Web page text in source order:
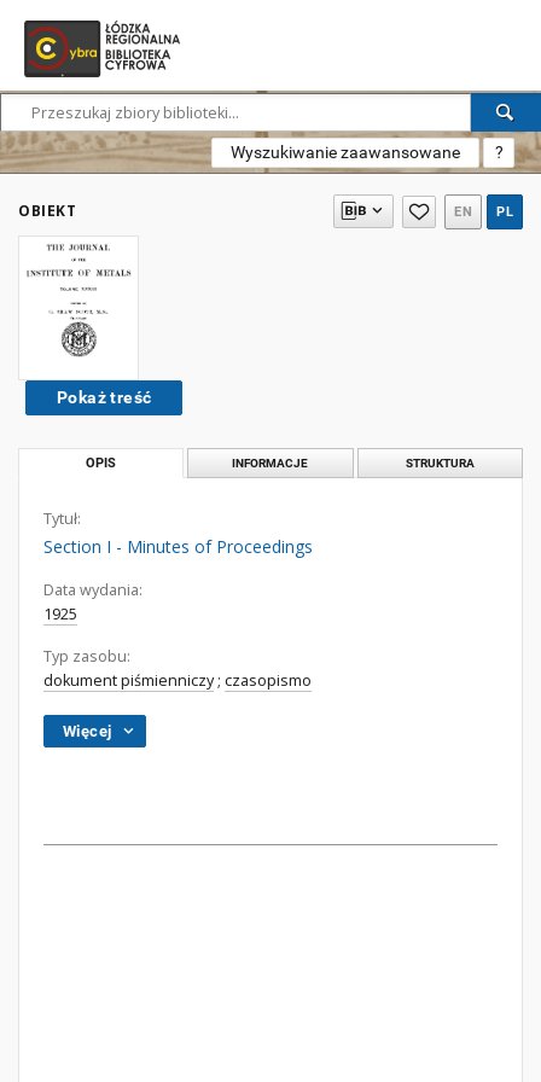
Wyszukiwanie zaawansowane ?
OBIEKT EN PL
Pokaż treść
OPIS INFORMACJE STRUKTURA
Tytuł:
Section I - Minutes of Proceedings
Data wydania:
1925
Typ zasobu:
dokument piśmienniczy; czasopismo
Więcej